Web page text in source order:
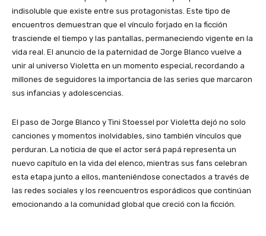
indisoluble que existe entre sus protagonistas. Este tipo de
encuentros demuestran que el vínculo forjado en la ficción
trasciende el tiempo y las pantallas, permaneciendo vigente en la
vida real. El anuncio de la paternidad de Jorge Blanco vuelve a
unir al universo Violetta en un momento especial, recordando a
millones de seguidores la importancia de las series que marcaron
sus infancias y adolescencias.
El paso de Jorge Blanco y Tini Stoessel por Violetta dejó no solo
canciones y momentos inolvidables, sino también vínculos que
perduran. La noticia de que el actor será papá representa un
nuevo capítulo en la vida del elenco, mientras sus fans celebran
esta etapa junto a ellos, manteniéndose conectados a través de
las redes sociales y los reencuentros esporádicos que continúan
emocionando a la comunidad global que creció con la ficción.